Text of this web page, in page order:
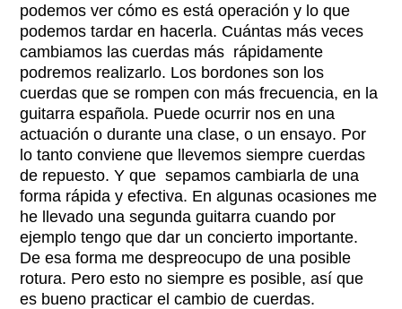
podemos ver cómo es está operación y lo que
podemos tardar en hacerla. Cuántas más veces
cambiamos las cuerdas más rápidamente
podremos realizarlo. Los bordones son los
cuerdas que se rompen con más frecuencia, en la
guitarra española. Puede ocurrir nos en una
actuación o durante una clase, o un ensayo. Por
lo tanto conviene que llevemos siempre cuerdas
de repuesto. Y que sepamos cambiarla de una
forma rápida y efectiva. En algunas ocasiones me
he llevado una segunda guitarra cuando por
ejemplo tengo que dar un concierto importante.
De esa forma me despreocupo de una posible
rotura. Pero esto no siempre es posible, así que
es bueno practicar el cambio de cuerdas.